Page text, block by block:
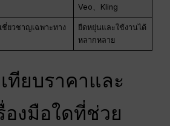
Veo、Kling
เชี่ยวชาญเฉพาะทาง
ยืดหยุ่นและใช้งานได้
หลากหลาย
ทียบราคาและ
องมือใดที่ช่วย